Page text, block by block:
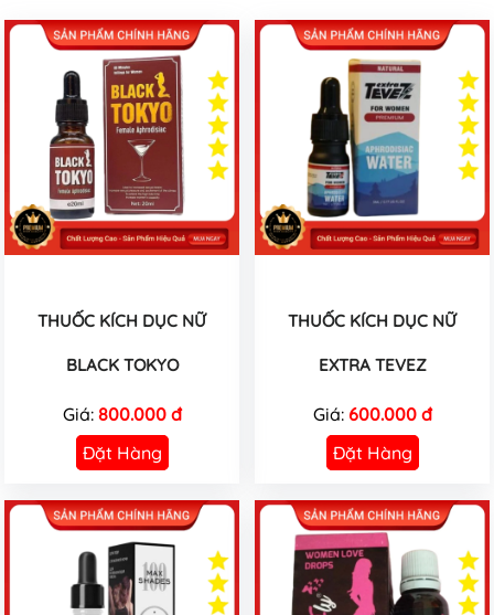
THUỐC KÍCH DỤC NỮ
BLACK TOKYO
Giá: 800.000 đ
Đặt Hàng
THUỐC KÍCH DỤC NỮ
EXTRA TEVEZ
Giá: 600.000 đ
Đặt Hàng